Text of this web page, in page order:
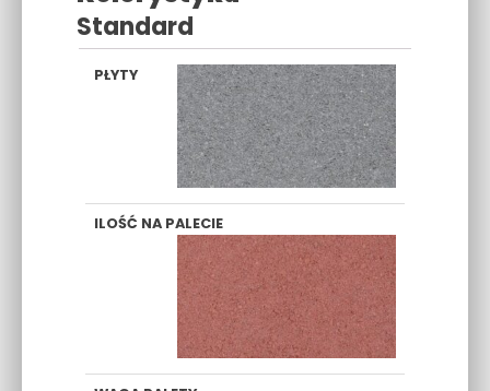
Standard
SZARY CZERWONY BRĄZ GRAFIT